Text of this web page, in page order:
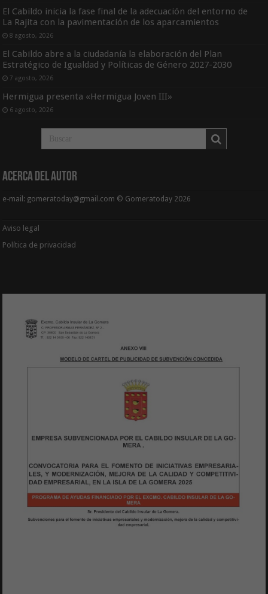
El Cabildo inicia la fase final de la adecuación del entorno de
La Rajita con la pavimentación de los aparcamientos
8 agosto, 2026
El Cabildo abre a la ciudadanía la elaboración del Plan
Estratégico de Igualdad y Políticas de Género 2027-2030
7 agosto, 2026
Hermigua presenta «Hermigua Joven III»
6 agosto, 2026
Acerca del Autor
e-mail: gomeratoday@gmail.com © Gomeratoday 2026
Aviso legal
Política de privacidad